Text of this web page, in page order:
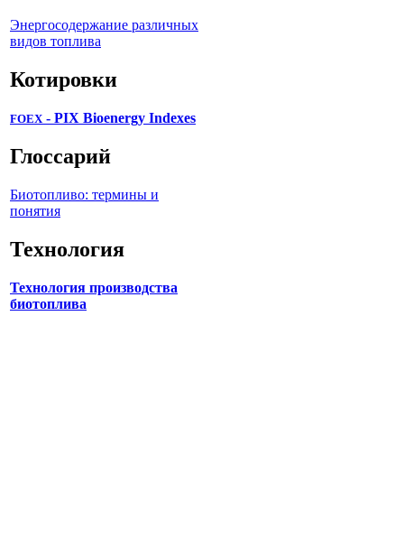
Энергосодержание различных
видов топлива
Котировки
FOEX - PIX Bioenergy Indexes
Глоссарий
Биотопливо: термины и
понятия
Технология
Технология производства
биотоплива